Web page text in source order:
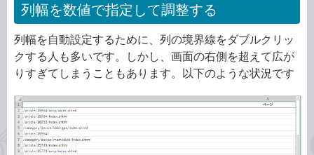
列幅を数値で指定して調整する
列幅を自動設定するために、列の境界線をダブルクリッ
クする人も多いです。しかし、画面の右側を超えて広が
りすぎてしまうこともあります。以下のような状況です